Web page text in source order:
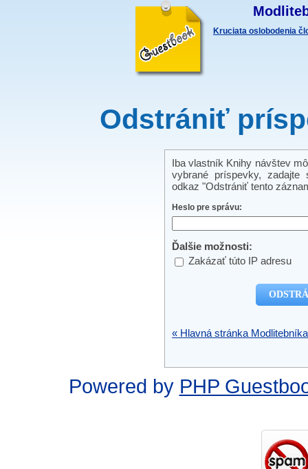
Kruciata oslobodenia
Odstrániť
Iba vlastník Knihy návštev
vybrané príspevky,
odkaz "Odstrániť tento
Heslo pre správu:
Ďalšie možnosti:
Zakázať túto IP adresu
« Hlavná stránka Modlitebníka
Powered by PHP